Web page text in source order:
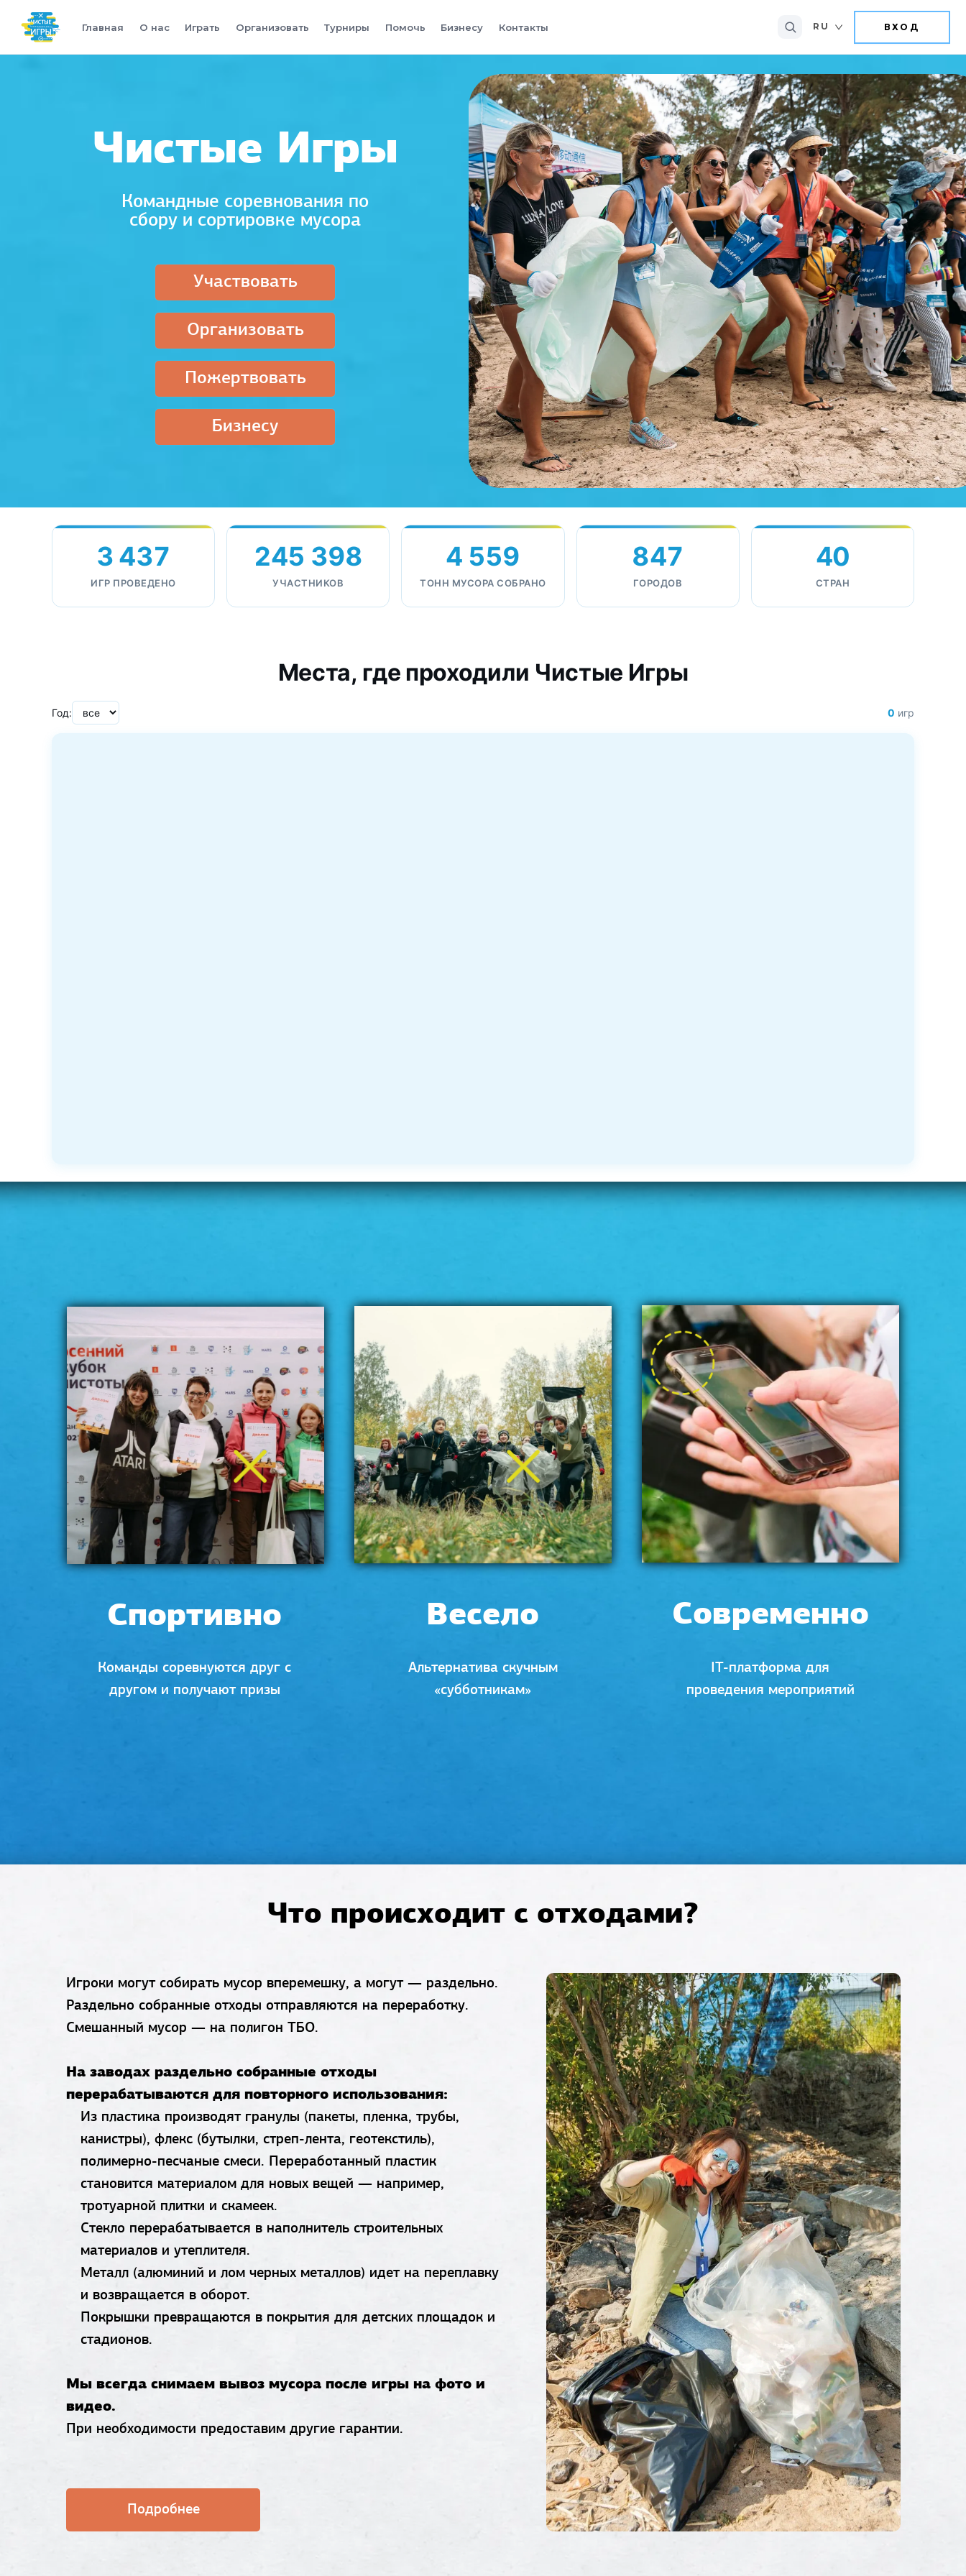
Главная О нас Играть Организовать Турниры Помочь Бизнесу Контакты RU ВХОД
Чистые Игры
Организовать
Участвовать
Командные соревнования по
сбору и сортировке мусора
Пожертвовать
Бизнесу
3 437
ИГР ПРОВЕДЕНО
245 398
УЧАСТНИКОВ
4 559
ТОНН МУСОРА СОБРАНО
847
ГОРОДОВ
40
СТРАН
Места, где проходили Чистые Игры
Год: 0 игр
Спортивно Весело Современно
Команды соревнуются друг с
другом и получают призы
Альтернатива скучным
«субботникам»
IT-платформа для
проведения мероприятий
Что происходит с отходами?
Игроки могут собирать мусор вперемешку, а могут — раздельно.
Раздельно собранные отходы отправляются на переработку.
Смешанный мусор — на полигон ТБО.
На заводах раздельно собранные отходы
перерабатываются для повторного использования:
Из пластика производят гранулы (пакеты, пленка, трубы,
канистры), флекс (бутылки, стреп-лента, геотекстиль),
полимерно-песчаные смеси. Переработанный пластик
становится материалом для новых вещей — например,
тротуарной плитки и скамеек.
Стекло перерабатывается в наполнитель строительных
материалов и утеплителя.
Металл (алюминий и лом черных металлов) идет на переплавку
и возвращается в оборот.
Покрышки превращаются в покрытия для детских площадок и
стадионов.
Мы всегда снимаем вывоз мусора после игры на фото и
видео.
При необходимости предоставим другие гарантии.
Подробнее